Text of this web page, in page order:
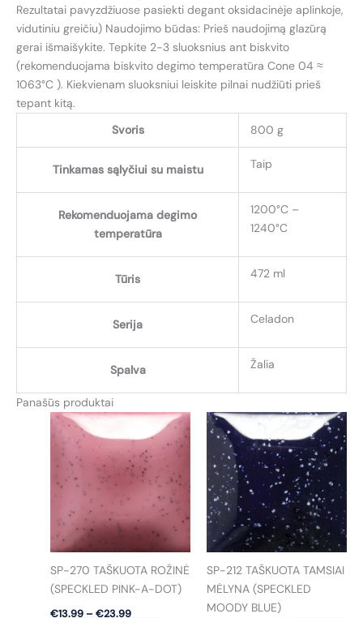
Rezultatai pavyzdžiuose pasiekti degant oksidacinėje aplinkoje,
vidutiniu greičiu) Naudojimo būdas: Prieš naudojimą glazūrą
gerai išmaišykite. Tepkite 2-3 sluoksnius ant biskvito
(rekomenduojama biskvito degimo temperatūra Cone 04 ≈
1063°C ). Kiekvienam sluoksniui leiskite pilnai nudžiūti prieš
tepant kitą.
Svoris
800 g
Tinkamas sąlyčiui su maistu Taip
Rekomenduojama degimo
temperatūra
1200°C –
1240°C
Tūris 472 ml
Serija Celadon
Spalva Žalia
Panašūs produktai
SP-270 TAŠKUOTA ROŽINĖ
(SPECKLED PINK-A-DOT)
€13.99 – €23.99Price
SP-212 TAŠKUOTA TAMSIAI
MĖLYNA (SPECKLED
MOODY BLUE)